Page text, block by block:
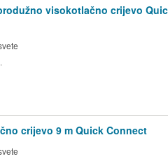
visokotlačno crijevo
crijevo 9 m Quick Connect